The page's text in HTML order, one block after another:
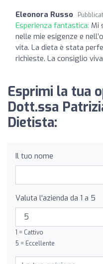
Eleonora Russo
Esperienza fantastica: Mi
nelle mie esigenze e
vita. La dieta è stata
richieste. La consiglio
Esprimi la tua
Dott.ssa
Dietista:
Il tuo nome
Valuta l'azienda da 1 a 5
1 = Cattivo
5 = Eccellente